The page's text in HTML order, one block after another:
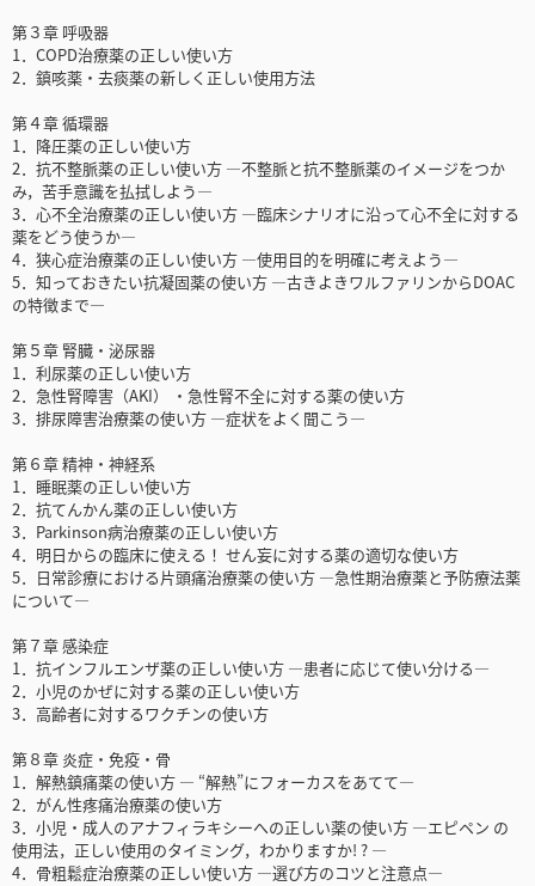
第３章 呼吸器
1．COPD治療薬の正しい使い方
2．鎮咳薬・去痰薬の新しく正しい使用方法
第４章 循環器
1．降圧薬の正しい使い方
2．抗不整脈薬の正しい使い方 ―不整脈と抗不整脈薬のイメージをつか
み，苦手意識を払拭しよう―
3．心不全治療薬の正しい使い方 ―臨床シナリオに沿って心不全に対する
薬をどう使うか―
4．狭心症治療薬の正しい使い方 ―使用目的を明確に考えよう―
5．知っておきたい抗凝固薬の使い方 ―古きよきワルファリンからDOAC
の特徴まで―
第５章 腎臓・泌尿器
1．利尿薬の正しい使い方
2．急性腎障害（AKI） ・急性腎不全に対する薬の使い方
3．排尿障害治療薬の使い方 ―症状をよく聞こう―
第６章 精神・神経系
1．睡眠薬の正しい使い方
2．抗てんかん薬の正しい使い方
3．Parkinson病治療薬の正しい使い方
4．明日からの臨床に使える！ せん妄に対する薬の適切な使い方
5．日常診療における片頭痛治療薬の使い方 ―急性期治療薬と予防療法薬
について―
第７章 感染症
1．抗インフルエンザ薬の正しい使い方 ―患者に応じて使い分ける―
2．小児のかぜに対する薬の正しい使い方
3．高齢者に対するワクチンの使い方
第８章 炎症・免疫・骨
1．解熱鎮痛薬の使い方 ― “解熱”にフォーカスをあてて―
2．がん性疼痛治療薬の使い方
3．小児・成人のアナフィラキシーへの正しい薬の使い方 ―エピペン の
使用法，正しい使用のタイミング，わかりますか! ? ―
4．骨粗鬆症治療薬の正しい使い方 ―選び方のコツと注意点―